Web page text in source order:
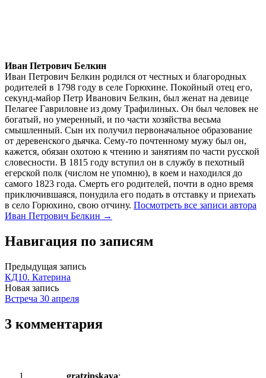
Иван Петрович Белкин
Иван Петрович Белкин родился от честных и благородных
родителей в 1798 году в селе Горюхине. Покойный отец его,
секунд-майор Петр Иванович Белкин, был женат на девице
Пелагее Гавриловне из дому Трафилиных. Он был человек не
богатый, но умеренный, и по части хозяйства весьма
смышленный. Сын их получил первоначальное образование
от деревенского дьячка. Сему-то почтенному мужу был он,
кажется, обязан охотою к чтению и занятиям по части русской
словесности. В 1815 году вступил он в службу в пехотный
егерской полк (числом не упомню), в коем и находился до
самого 1823 года. Смерть его родителей, почти в одно время
приключившаяся, понудила его подать в отставку и приехать
в село Горюхино, свою отчину. Посмотреть все записи автора
Иван Петрович Белкин →
Навигация по записям
Предыдущая запись
КД10. Катерина
Новая запись
Встреча 30 апреля
3 комментария